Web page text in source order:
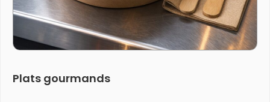
Plats gourmands